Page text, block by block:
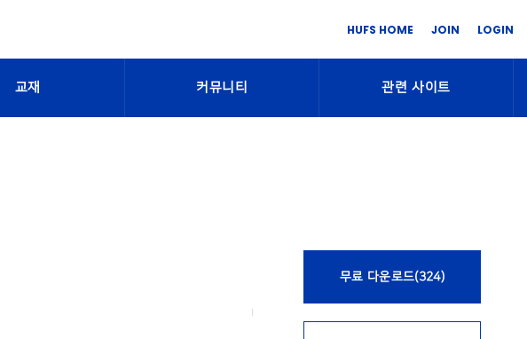
HUFS HOME JOIN LOGIN
교재 커뮤니티 관련 사이트
무료 다운로드(324)